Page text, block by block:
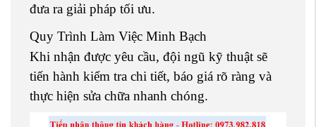
đưa ra giải pháp tối ưu.
Quy Trình Làm Việc Minh Bạch
Khi nhận được yêu cầu, đội ngũ kỹ thuật sẽ
tiến hành kiểm tra chi tiết, báo giá rõ ràng và
thực hiện sửa chữa nhanh chóng.